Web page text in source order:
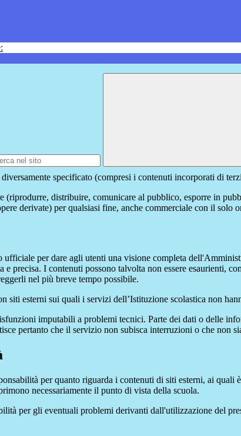
specificato (compresi i contenuti incorporati di
distribuire, comunicare al pubblico, esporre in
derivate) per qualsiasi fine, anche commerciale con il solo
ufficiale per dare agli utenti una visione completa
precisa. I contenuti possono talvolta non essere esaurienti,
nel più breve tempo possibile.
siti esterni sui quali i servizi dell’Istituzione scolastica non
imputabili a problemi tecnici. Parte dei dati o delle
pertanto che il servizio non subisca interruzioni o che non
per quanto riguarda i contenuti di siti esterni, ai
necessariamente il punto di vista della scuola.
per gli eventuali problemi derivanti dall'utilizzazione del